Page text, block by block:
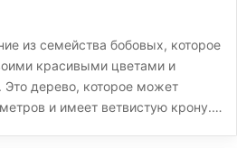
из семейства бобовых, которое
красивыми цветами и
дерево, которое может
и имеет ветвистую крону.…